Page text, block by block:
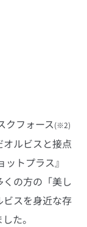
クフォース(※2)
ルビスと接点
トプラス』
の方の「美し
ビスを身近な存
た。